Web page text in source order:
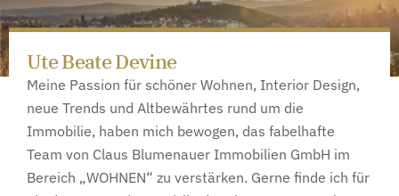
Ute Beate Devine
Meine Passion für schöner Wohnen, Interior Design,
neue Trends und Altbewährtes rund um die
Immobilie, haben mich bewogen, das fabelhafte
Team von Claus Blumenauer Immobilien GmbH im
Bereich „WOHNEN“ zu verstärken. Gerne finde ich für